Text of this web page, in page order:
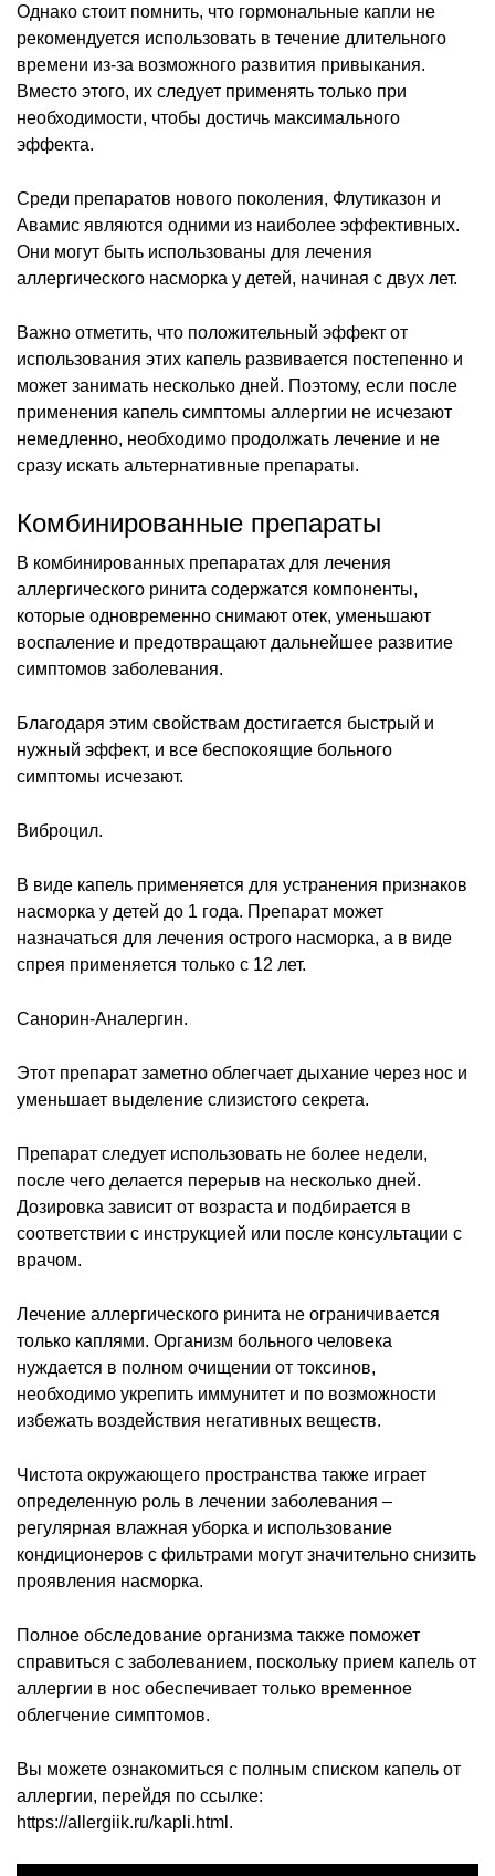
Однако стоит помнить, что гормональные капли не
рекомендуется использовать в течение длительного
времени из-за возможного развития привыкания.
Вместо этого, их следует применять только при
необходимости, чтобы достичь максимального
эффекта.
Среди препаратов нового поколения, Флутиказон и
Авамис являются одними из наиболее эффективных.
Они могут быть использованы для лечения
аллергического насморка у детей, начиная с двух лет.
Важно отметить, что положительный эффект от
использования этих капель развивается постепенно и
может занимать несколько дней. Поэтому, если после
применения капель симптомы аллергии не исчезают
немедленно, необходимо продолжать лечение и не
сразу искать альтернативные препараты.
Комбинированные препараты
В комбинированных препаратах для лечения
аллергического ринита содержатся компоненты,
которые одновременно снимают отек, уменьшают
воспаление и предотвращают дальнейшее развитие
симптомов заболевания.
Благодаря этим свойствам достигается быстрый и
нужный эффект, и все беспокоящие больного
симптомы исчезают.
Виброцил.
В виде капель применяется для устранения признаков
насморка у детей до 1 года. Препарат может
назначаться для лечения острого насморка, а в виде
спрея применяется только с 12 лет.
Санорин-Аналергин.
Этот препарат заметно облегчает дыхание через нос и
уменьшает выделение слизистого секрета.
Препарат следует использовать не более недели,
после чего делается перерыв на несколько дней.
Дозировка зависит от возраста и подбирается в
соответствии с инструкцией или после консультации с
врачом.
Лечение аллергического ринита не ограничивается
только каплями. Организм больного человека
нуждается в полном очищении от токсинов,
необходимо укрепить иммунитет и по возможности
избежать воздействия негативных веществ.
Чистота окружающего пространства также играет
определенную роль в лечении заболевания –
регулярная влажная уборка и использование
кондиционеров с фильтрами могут значительно снизить
проявления насморка.
Полное обследование организма также поможет
справиться с заболеванием, поскольку прием капель от
аллергии в нос обеспечивает только временное
облегчение симптомов.
Вы можете ознакомиться с полным списком капель от
аллергии, перейдя по ссылке:
https://allergiik.ru/kapli.html.